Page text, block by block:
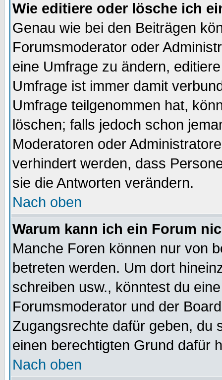
Wie editiere oder lösche ich
Genau wie bei den Beiträgen
Forumsmoderator oder
eine Umfrage zu ändern,
Umfrage ist immer damit
Umfrage teilgenommen hat,
löschen; falls jedoch schon
Moderatoren oder
verhindert werden, dass
sie die Antworten verändern.
Nach oben
Warum kann ich ein Forum
Manche Foren können nur von
betreten werden. Um dort
schreiben usw., könntest du
Forumsmoderator und der
Zugangsrechte dafür geben, du
einen berechtigten Grund dafür
Nach oben